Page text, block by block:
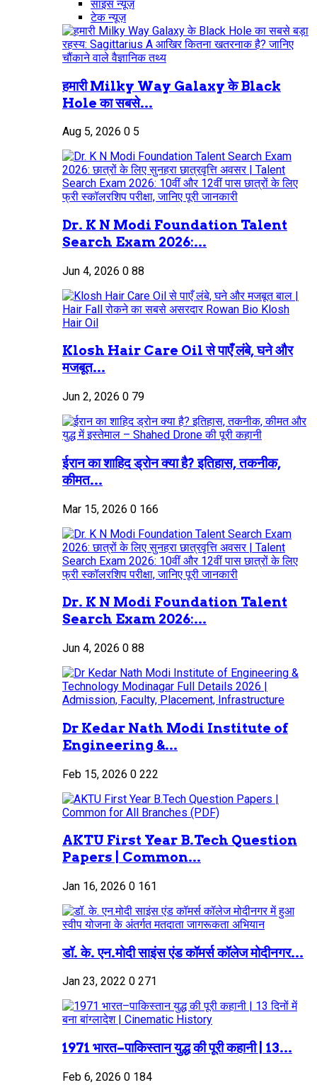
साइंस न्यूज़
टेक न्यूज़
हमारी Milky Way Galaxy के Black
Hole का सबसे...
Aug 5, 2026 0 5
Dr. K N Modi Foundation Talent
Search Exam 2026:...
Jun 4, 2026 0 88
Klosh Hair Care Oil से पाएँ लंबे, घने और
मजबूत...
Jun 2, 2026 0 79
ईरान का शाहिद ड्रोन क्या है? इतिहास, तकनीक,
कीमत...
Mar 15, 2026 0 166
Dr. K N Modi Foundation Talent
Search Exam 2026:...
Jun 4, 2026 0 88
Dr Kedar Nath Modi Institute of
Engineering &...
Feb 15, 2026 0 222
AKTU First Year B.Tech Question
Papers | Common...
Jan 16, 2026 0 161
डॉ. के. एन.मोदी साइंस एंड कॉमर्स कॉलेज मोदीनगर...
Jan 23, 2022 0 271
1971 भारत–पाकिस्तान युद्ध की पूरी कहानी | 13...
Feb 6, 2026 0 184